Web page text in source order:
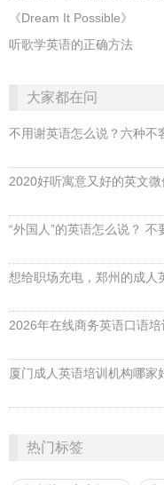
《Dream It Possible》
听歌学英语的正确方法
大家都在问
不用谢英语怎么说？六种不
2020好听寓意又好的英文
“外国人”的英语怎么说？ 不
厦门成人英语培训机构哪家
热门标签